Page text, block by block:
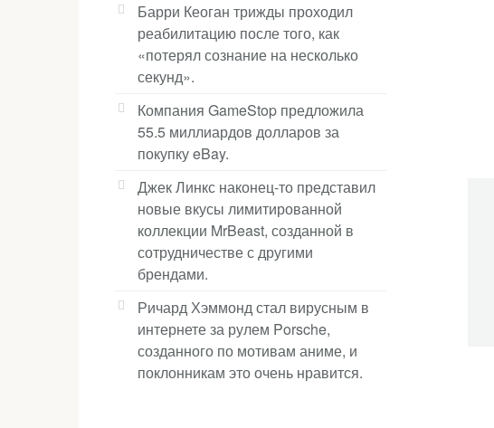
Барри Кеоган трижды проходил
реабилитацию после того, как
«потерял сознание на несколько
секунд».
Компания GameStop предложила
55.5 миллиардов долларов за
покупку eBay.
Джек Линкс наконец-то представил
новые вкусы лимитированной
коллекции MrBeast, созданной в
сотрудничестве с другими
брендами.
Ричард Хэммонд стал вирусным в
интернете за рулем Porsche,
созданного по мотивам аниме, и
поклонникам это очень нравится.